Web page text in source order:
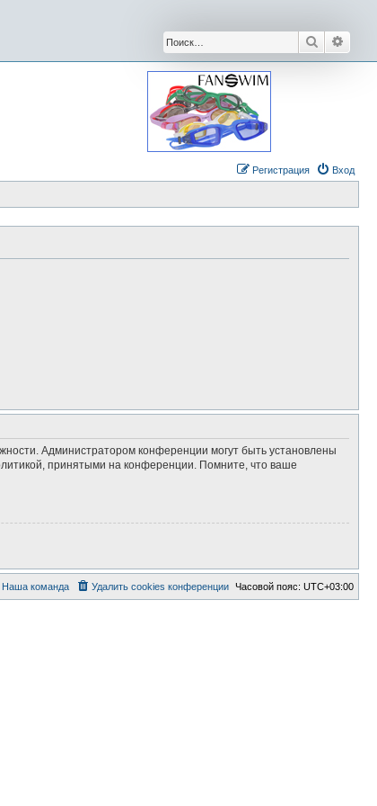
Поиск
Вход
Регистрация
Администратором конференции могут быть установлены
принятыми на конференции. Помните, что ваше
Часовой пояс: UTC+03:00
Удалить cookies конференции
Наша команда